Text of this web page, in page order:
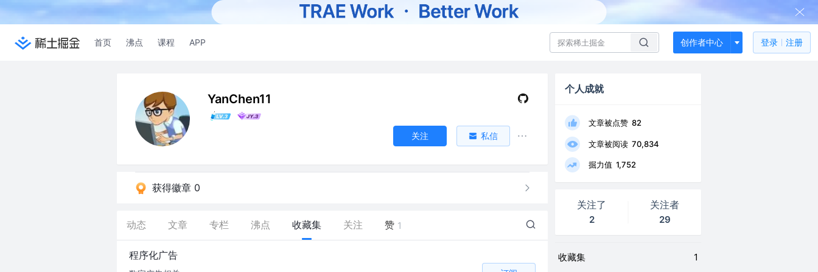
首页 沸点 课程 APP 创作者中心 登录 注册
YanChen11
关注 私信
获得徽章 0
动态 文章 专栏 沸点 收藏集 关注 赞 1
程序化广告
个人成就
文章被点赞 82
文章被阅读 70,834
掘力值 1,752
关注了
2
关注者
29
收藏集 1